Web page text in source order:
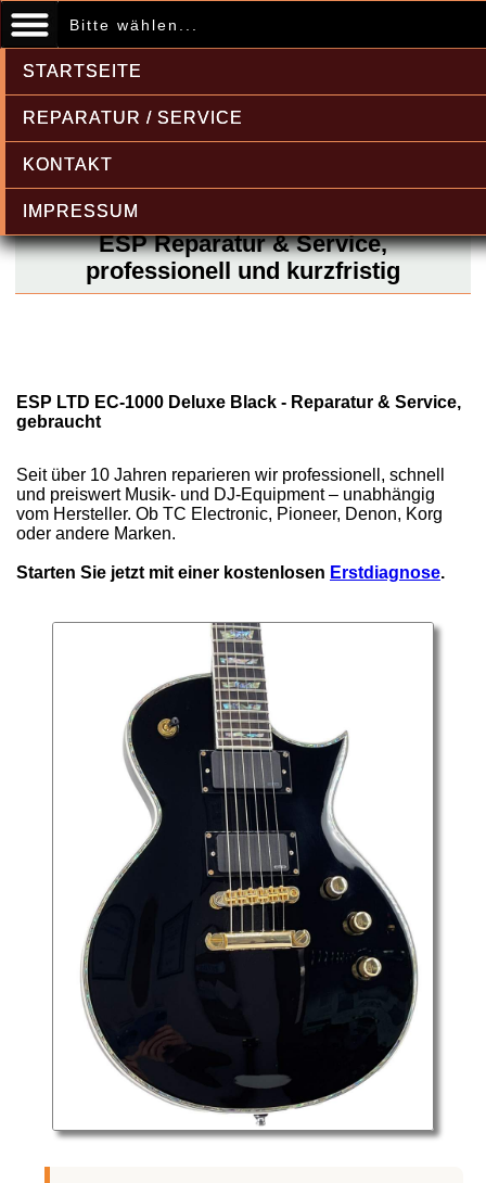
Bitte wählen...
STARTSEITE
REPARATUR / SERVICE
KONTAKT
IMPRESSUM
ESP Reparatur & Service,
professionell und kurzfristig
ESP LTD EC-1000 Deluxe Black - Reparatur & Service,
gebraucht
Seit über 10 Jahren reparieren wir professionell, schnell
und preiswert Musik- und DJ-Equipment – unabhängig
vom Hersteller. Ob TC Electronic, Pioneer, Denon, Korg
oder andere Marken.
Starten Sie jetzt mit einer kostenlosen Erstdiagnose.